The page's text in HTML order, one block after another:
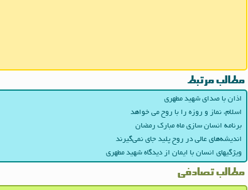
مطالب مرتبط
اذان با صدای شهید مطهری
اسلام، نماز و روزه را با روح می خواهد
برنامه انسان سازی ماه مبارک رمضان
اندیشه‌های عالی در روح‌ پلید جای نمی‌گیرند
ویژگیهای انسان با ایمان از دیدگاه شهید مطهری
مطالب تصادفی